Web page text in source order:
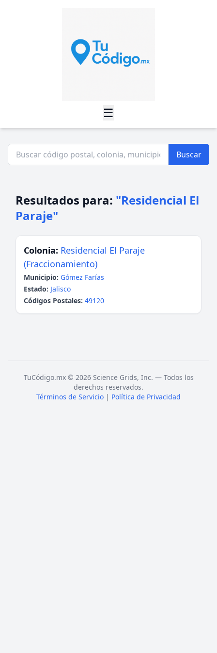
☰
Buscar
Resultados para: "Residencial El
Paraje"
Colonia: Residencial El Paraje
(Fraccionamiento)
Municipio: Gómez Farías
Estado: Jalisco
Códigos Postales: 49120
TuCódigo.mx © 2026 Science Grids, Inc. — Todos los
derechos reservados.
Términos de Servicio | Política de Privacidad